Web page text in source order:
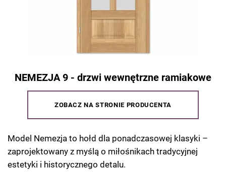
NEMEZJA 9 - drzwi wewnętrzne ramiakowe
ZOBACZ NA STRONIE PRODUCENTA
Model Nemezja to hołd dla ponadczasowej klasyki –
zaprojektowany z myślą o miłośnikach tradycyjnej
estetyki i historycznego detalu.